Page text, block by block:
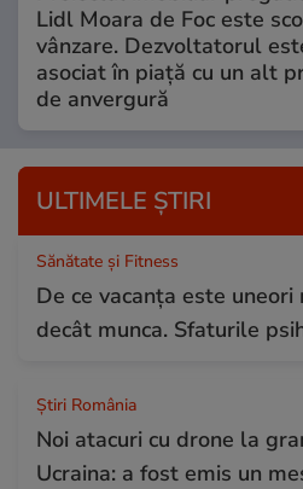
Lidl Moara de Foc este
vânzare. Dezvoltatorul
asociat în piață cu un alt
de anvergură
ULTIMELE ȘTIRI
Sănătate și Fitness
De ce vacanța este
decât munca. Sfaturile
Știri România
Noi atacuri cu drone la
Ucraina: a fost emis un